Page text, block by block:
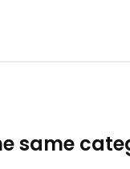
same
ADD TO